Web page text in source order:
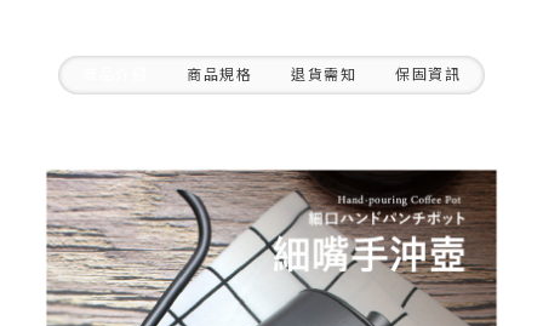
商品規格 退貨需知 保固資訊